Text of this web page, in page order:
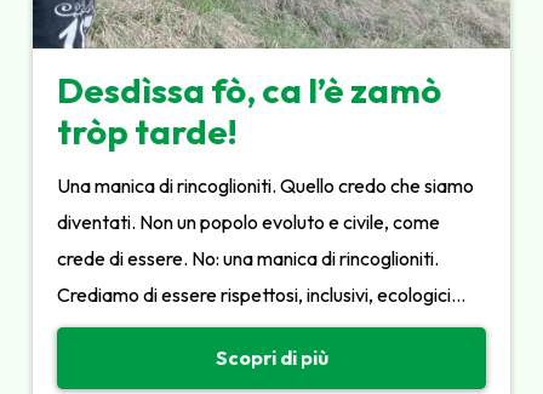
Desdìssa fò, ca l’è zamò
tròp tarde!
Una manica di rincoglioniti. Quello credo che siamo
diventati. Non un popolo evoluto e civile, come
crede di essere. No: una manica di rincoglioniti.
Crediamo di essere rispettosi, inclusivi, ecologici…
Scopri di più